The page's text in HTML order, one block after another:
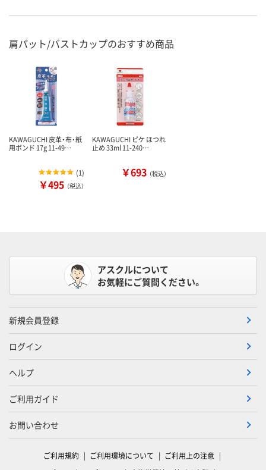
肩パット/バストカップのおすすめ商品
KAWAGUCHI 皮革・布・紙
用ボンド 17g 11-49…
(1)
￥495 （税込）
KAWAGUCHI ピケ ほつれ
止め 33ml 11-240…
￥693 （税込）
アスクルについて
お気軽にご質問ください。
新規会員登録
ログイン
ヘルプ
ご利用ガイド
お問い合わせ
ご利用規約 ご利用環境について
ご利用上の注意